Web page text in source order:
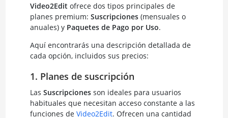
Video2Edit ofrece dos tipos principales de
planes premium: Suscripciones(mensuales o
anuales) y Paquetes de Pago por Uso.
Aquí encontrarás una descripción detallada de
cada opción, incluidos sus precios:
1. Planes de suscripción
Las Suscripcionesson ideales para usuarios
habituales que necesitan acceso constante a las
funciones de Video2Edit. Ofrecen una cantidad